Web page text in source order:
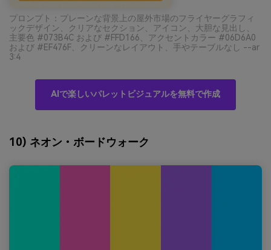
プロンプト：プレーンな背景上の屋外市場のフライヤーグラフィ
ックデザイン、クリアなセクション、アイコン、大胆な見出し、
主要色 #073B4C および #FFD166、アクセントカラー #06D6A0
および #EF476F、クリーンなレイアウト、手やテーブルなし --ar
3:4
AIで楽しいパレットビジュアルを無料で作成
10) ネオン・ボードウォーク